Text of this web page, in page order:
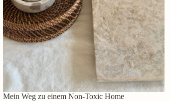
Mein Weg zu einem Non-Toxic Home